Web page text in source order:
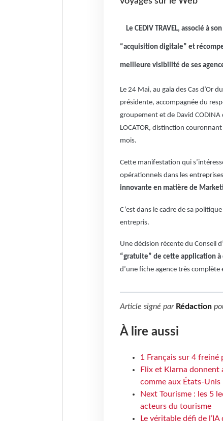
Le CEDIV TRAVEL, associé à
“acquisition digitale” et
meilleure visibilité de ses
Le 24 Mai, au gala des Cas d’Or
présidente, accompagnée du
groupement et de David CODINA
LOCATOR, distinction
mois.
Cette manifestation qui
opérationnels dans les
innovante en matière de
C’est dans le cadre de sa
entrepris.
Une décision récente du Conseil
“gratuite” de cette application
d’une fiche agence très complète
Article signé par Rédaction
À lire aussi
1 Français sur 4 freiné
Flix et Klarna donnent
comme aux États-Unis
Next Tourisme : les 5
acteurs du tourisme
Le véritable défi de